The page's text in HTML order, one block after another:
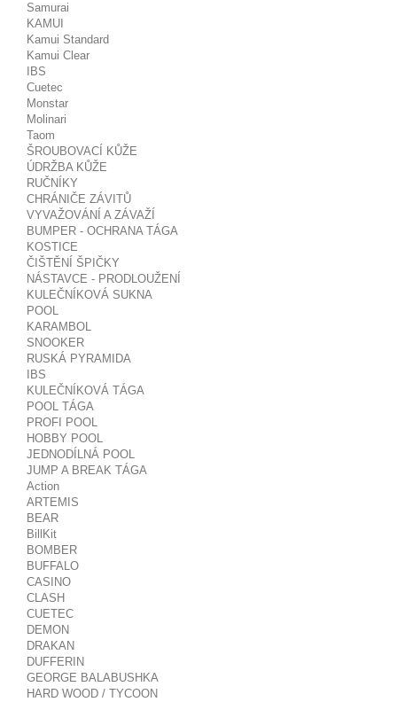
Samurai
KAMUI
Kamui Standard
Kamui Clear
IBS
Cuetec
Monstar
Molinari
Taom
ŠROUBOVACÍ KŮŽE
ÚDRŽBA KŮŽE
RUČNÍKY
CHRÁNIČE ZÁVITŮ
VYVAŽOVÁNÍ A ZÁVAŽÍ
BUMPER - OCHRANA TÁGA
KOSTICE
ČIŠTĚNÍ ŠPIČKY
NÁSTAVCE - PRODLOUŽENÍ
KULEČNÍKOVÁ SUKNA
POOL
KARAMBOL
SNOOKER
RUSKÁ PYRAMIDA
IBS
KULEČNÍKOVÁ TÁGA
POOL TÁGA
PROFI POOL
HOBBY POOL
JEDNODÍLNÁ POOL
JUMP A BREAK TÁGA
Action
ARTEMIS
BEAR
BillKit
BOMBER
BUFFALO
CASINO
CLASH
CUETEC
DEMON
DRAKAN
DUFFERIN
GEORGE BALABUSHKA
HARD WOOD / TYCOON